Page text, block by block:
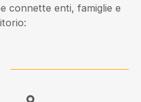
connette enti, famiglie e